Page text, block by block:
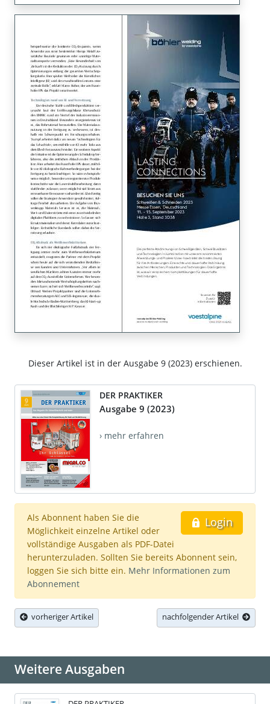
Dieser Artikel ist in der Ausgabe 9 (2023) erschienen.
DER PRAKTIKER
Ausgabe 9 (2023)
› mehr erfahren
Login
Als Abonnent haben Sie die
Möglichkeit einzelne Artikel oder
vollständige Ausgaben als PDF-Datei
herunterzuladen. Sollten Sie bereits Abonnent sein,
loggen Sie sich bitte ein. Mehr Informationen zum
Abonnement
vorheriger Artikel nachfolgender Artikel
Weitere Ausgaben